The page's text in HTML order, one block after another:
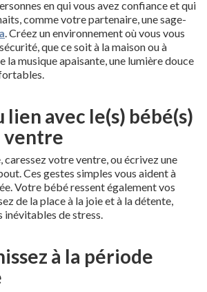
en qui vous avez confiance et qui
comme votre partenaire, une sage-
. Créez un environnement où vous vous
que ce soit à la maison ou à
la musique apaisante, une lumière douce
lien avec le(s) bébé(s)
ventre
caressez votre ventre, ou écrivez une
Ces gestes simples vous aident à
Votre bébé ressent également vos
de la place à la joie et à la détente,
inévitables de stress.
à la période